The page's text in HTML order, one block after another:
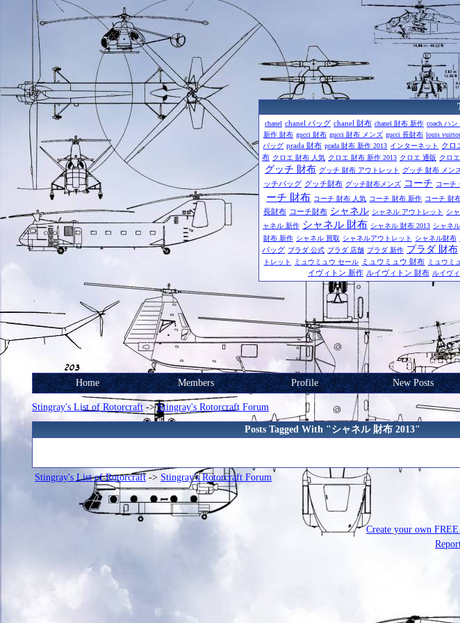
chanel chanel バッグ chanel 財布 chanel 財布 新作 coach ハ
新作 財布 gucci 財布 gucci 財布 メンズ gucci 長財布 louis
バッグ prada 財布 prada 財布 新作 2013 インターネット クロ
布 クロエ 財布 人気 クロエ 財布 新作 2013 クロエ 通販 クロエ​
グッチ 財布 グッチ 財布 アウトレット グッチ 財布 メン
ッチバッグ グッチ財布 グッチ財布メンズ コーチ コーチ
ーチ 財布 コーチ 財布 人気 コーチ 財布 新作 コーチ 財
長財布 コーチ財布 シャネル シャネル アウトレット シ
ャネル 新作 シャネル 財布 シャネル 財布 2013 シャネ
財布 新作 シャネル 買取 シャネルアウトレット シャネル財布
バッグ プラダ 公式 プラダ 店舗 プラダ 新作 プラダ 財布
トレット
ミュウミュウ セール ミュウミュウ 財布 ミュウミ
イヴィトン 新作 ルイヴィトン 財布 ルイヴ
Home Members Profile New Posts
Stingray's List of Rotorcraft ->Stingray's Rotorcraft Forum
Posts Tagged With "シャネル 財布 2013"
Stingray's List of Rotorcraft-> Stingray's Rotorcraft Forum
Create your own